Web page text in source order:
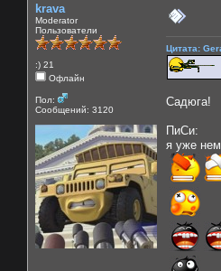
krava
Moderator
Пользователи
:) 21
Офлайн
Пол:
Сообщений: 3120
Цитата:
Садюга!
ПиСи:
я уже